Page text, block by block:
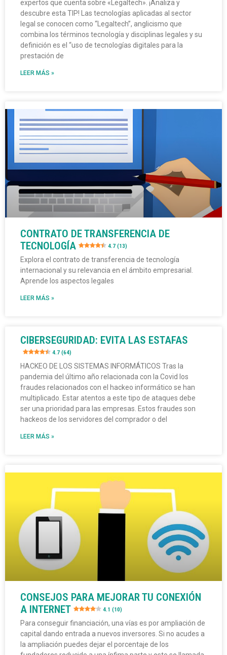
expertos que cuenta sobre «Legaltech». ¡Analiza y
descubre esta TIP! Las tecnologías aplicadas al sector
legal se conocen como “Legaltech”, anglicismo que
combina los términos tecnología y disciplinas legales y su
definición es el “uso de tecnologías digitales para la
prestación de
LEER MÁS »
CONTRATO DE TRANSFERENCIA DE
TECNOLOGÍA
4.7 (13)
Explora el contrato de transferencia de tecnología
internacional y su relevancia en el ámbito empresarial.
Aprende los aspectos legales
LEER MÁS »
CIBERSEGURIDAD: EVITA LAS ESTAFAS
4.7 (64)
HACKEO DE LOS SISTEMAS INFORMÁTICOS Tras la
pandemia del último año relacionada con la Covid los
fraudes relacionados con el hackeo informático se han
multiplicado. Estar atentos a este tipo de ataques debe
ser una prioridad para las empresas. Estos fraudes son
hackeos de los servidores del comprador o del
LEER MÁS »
CONSEJOS PARA MEJORAR TU CONEXIÓN
A INTERNET
4.1 (10)
Para conseguir financiación, una vías es por ampliación de
capital dando entrada a nuevos inversores. Si no acudes a
la ampliación puedes dejar el porcentaje de los